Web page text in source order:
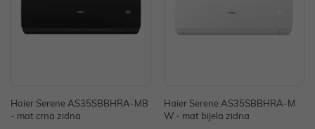
Haier Serene AS35SBBHRA-MB
- mat crna zidna
Haier Serene AS35SBBHRA-M
W - mat bijela zidna